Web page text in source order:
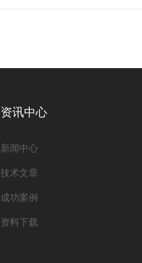
资讯中心
新闻中心
技术文章
成功案例
资料下载